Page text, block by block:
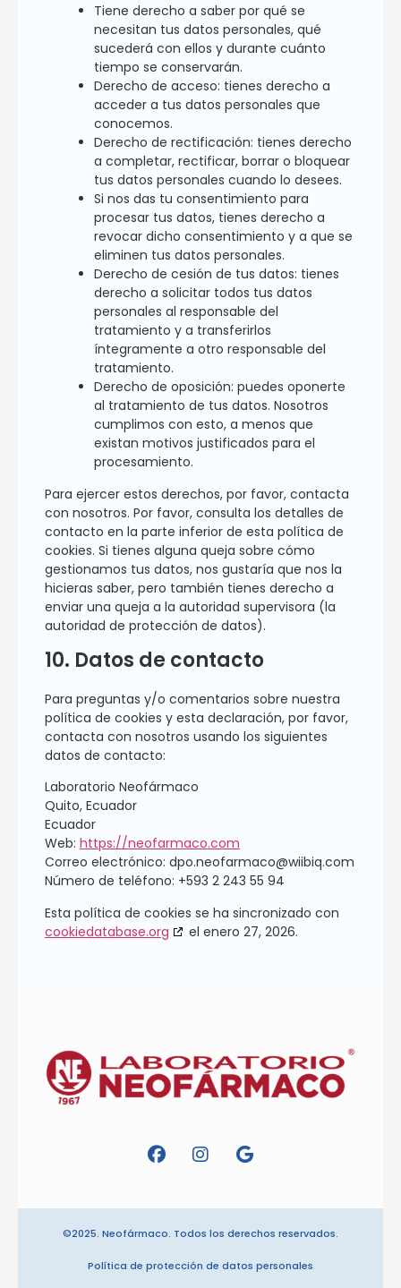
Tiene derecho a saber por qué se
necesitan tus datos personales, qué
sucederá con ellos y durante cuánto
tiempo se conservarán.
Derecho de acceso: tienes derecho a
acceder a tus datos personales que
conocemos.
Derecho de rectificación: tienes derecho
a completar, rectificar, borrar o bloquear
tus datos personales cuando lo desees.
Si nos das tu consentimiento para
procesar tus datos, tienes derecho a
revocar dicho consentimiento y a que se
eliminen tus datos personales.
Derecho de cesión de tus datos: tienes
derecho a solicitar todos tus datos
personales al responsable del
tratamiento y a transferirlos
íntegramente a otro responsable del
tratamiento.
Derecho de oposición: puedes oponerte
al tratamiento de tus datos. Nosotros
cumplimos con esto, a menos que
existan motivos justificados para el
procesamiento.
Para ejercer estos derechos, por favor, contacta
con nosotros. Por favor, consulta los detalles de
contacto en la parte inferior de esta política de
cookies. Si tienes alguna queja sobre cómo
gestionamos tus datos, nos gustaría que nos la
hicieras saber, pero también tienes derecho a
enviar una queja a la autoridad supervisora (la
autoridad de protección de datos).
10. Datos de contacto
Para preguntas y/o comentarios sobre nuestra
política de cookies y esta declaración, por favor,
contacta con nosotros usando los siguientes
datos de contacto:
Laboratorio Neofármaco
Quito, Ecuador
Ecuador
Web: https://neofarmaco.com
Correo electrónico: dpo.neofarmaco@wiibiq.com
Número de teléfono: +593 2 243 55 94
Esta política de cookies se ha sincronizado con
cookiedatabase.org
el enero 27, 2026.
©2025. Neofármaco. Todos los derechos reservados.
Política de protección de datos personales